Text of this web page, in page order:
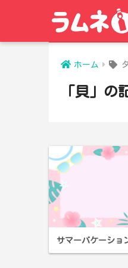
ホーム
「貝」の
サマーバケーショ